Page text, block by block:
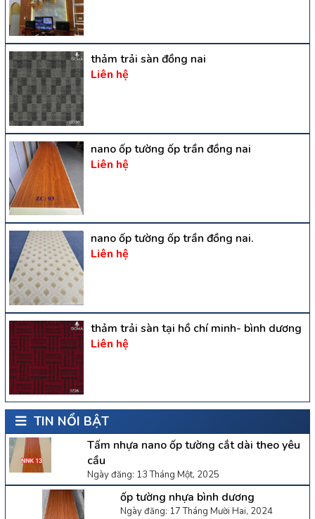
thảm trải sàn đồng nai
Liên hệ
nano ốp tường ốp trần đồng nai
Liên hệ
nano ốp tường ốp trần đồng nai.
Liên hệ
thảm trải sàn tại hồ chí minh- bình dương
Liên hệ
TIN NỔI BẬT
Tấm nhựa nano ốp tường cắt dài theo yêu
cầu
Ngày đăng: 13 Tháng Một, 2025
ốp tường nhựa bình dương
Ngày đăng: 17 Tháng Mười Hai, 2024